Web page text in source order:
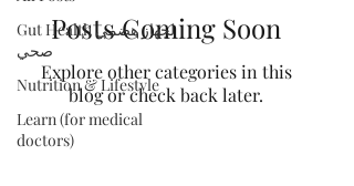
Gut Health لجهاز هضمي
صحي
Nutrition & Lifestyle
Learn (for medical
doctors)
Posts Coming Soon
Explore other categories in this
blog or check back later.